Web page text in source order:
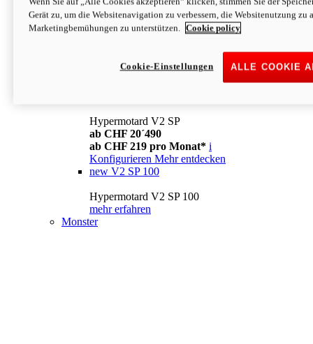
Konfigurieren Mehr entdecken
newV2
ab CHF 169 pro Monat* i
Mehr entdecken
Hypermotard V2 SP
ab CHF 20´490
ab CHF 219 pro Monat* i
Konfigurieren Mehr entdecken
new V2 SP 100
Hypermotard V2 SP 100
mehr erfahren
Monster
Gerät zu, um die Websitenavigation zu verbessern, die Websitenutzung zu
Marketingbemühungen zu unterstützen.
Cookie policy
ALLE COOKIE
Cookie-Einstellungen